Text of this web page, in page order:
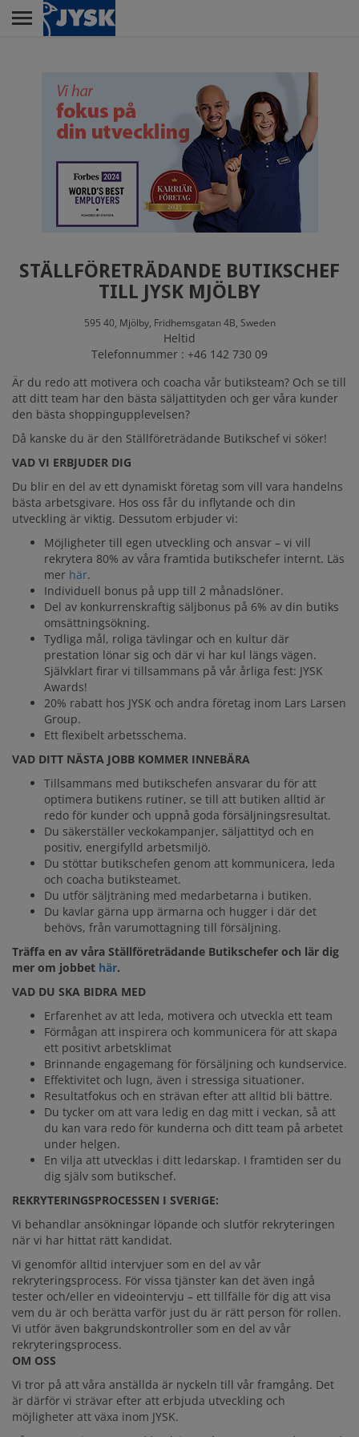
Skip
RETAIL
KUNDSERVICE
HUVUDKONTOR
DISTRIBUTIONSCENTER
ARBETSGIVARE
STÄLLFÖRETRÄDANDE BUTIKSCHEF
TILL JYSK MJÖLBY
595 40, Mjölby, Fridhemsgatan 4B, Sweden
Heltid
Telefonnummer : +46 142 730 09
Är du redo att motivera och coacha vår butiksteam? Och se till
att ditt team har den bästa säljattityden och ger våra kunder
den bästa shoppingupplevelsen?
Då kanske du är den Ställföreträdande Butikschef vi söker!
VAD VI ERBJUDER DIG
Du blir en del av ett dynamiskt företag som vill vara handelns
bästa arbetsgivare. Hos oss får du inflytande och din
utveckling är viktig. Dessutom erbjuder vi:
Möjligheter till egen utveckling och ansvar – vi vill
rekrytera ‎‎80% av våra framtida butikschefer internt. Läs
mer här.
Individuell bonus på upp till 2 månadslöner.
Del av konkurrenskraftig säljbonus på 6% av din butiks
omsättningsökning.
Tydliga mål, roliga tävlingar och en kultur där
prestation lönar sig och där vi har kul längs vägen.
Självklart firar vi tillsammans på vår årliga fest: JYSK
Awards!
‎20% rabatt hos JYSK och andra företag inom Lars Larsen
Group‎.
Ett flexibelt arbetsschema.
VAD DITT NÄSTA JOBB KOMMER INNEBÄRA
Tillsammans med butikschefen ansvarar du för att
optimera butikens rutiner, se till att butiken alltid är
redo för kunder och uppnå goda försäljningsresultat.
Du säkerställer veckokampanjer, säljattityd och en
positiv, energifylld arbetsmiljö.
Du stöttar butikschefen genom att kommunicera, leda
och coacha butiksteamet.
Du utför säljträning med medarbetarna i butiken.
Du kavlar gärna upp ärmarna och hugger i där det
behövs, från varumottagning till försäljning.
Träffa en av våra Ställföreträdande Butikschefer och lär dig
mer om jobbet här.
VAD DU SKA BIDRA MED
Erfarenhet av att leda, motivera och utveckla ett team
Förmågan att inspirera och kommunicera för att skapa
ett positivt arbetsklimat
Brinnande engagemang för försäljning och kundservice.
Effektivitet och lugn, även i stressiga situationer.
Resultatfokus och en strävan efter att alltid bli bättre.
Du tycker om att vara ledig en dag mitt i veckan, så att
du kan vara redo för kunderna och ditt team på arbetet
under helgen.
En vilja att utvecklas i ditt ledarskap. I framtiden ser du
dig själv som butikschef.
REKRYTERINGSPROCESSEN I SVERIGE:
Vi behandlar ansökningar löpande och slutför rekryteringen
när vi har hittat rätt kandidat. ‎
Vi genomför alltid intervjuer som en del av vår
rekryteringsprocess. För vissa tjänster kan det även ingå
tester och/eller en videointervju – ett tillfälle för dig att visa
vem du är och berätta varför just du är rätt person för rollen.
Vi utför även bakgrundskontroller som en del av vår
rekryteringsprocess.
OM OSS
Vi tror på att våra anställda är nyckeln till vår framgång. Det
är därför vi strävar efter att erbjuda utveckling och
möjligheter att växa inom JYSK.